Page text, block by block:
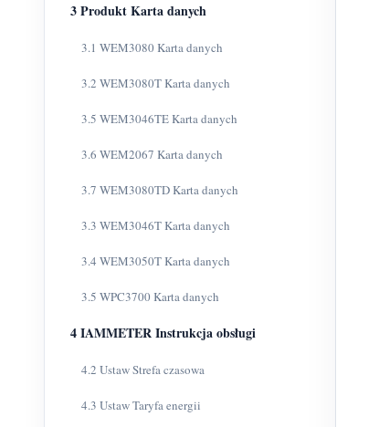
3 Produkt Karta danych
3.1 WEM3080 Karta danych
3.2 WEM3080T Karta danych
3.5 WEM3046TE Karta danych
3.6 WEM2067 Karta danych
3.7 WEM3080TD Karta danych
3.3 WEM3046T Karta danych
3.4 WEM3050T Karta danych
3.5 WPC3700 Karta danych
4 IAMMETER Instrukcja obsługi
4.2 Ustaw Strefa czasowa
4.3 Ustaw Taryfa energii